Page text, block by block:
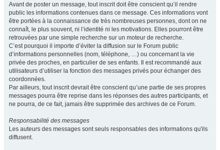
Avant de poster un message, tout inscrit doit être conscient qu’il rendre
public les informations contenues dans ce message. Ces informations vont
être portées à la connaissance de très nombreuses personnes, dont on ne
connaît, le plus souvent, ni l’identité ni les motivations. Elles pourront être
retrouvées par une simple recherche sur un moteur de recherche.
C’est pourquoi il importe d’éviter la diffusion sur le Forum public
d’informations personnelles (nom, téléphone, …) ou concernant la vie
privée des proches, en particulier de ses enfants. Il est recommandé aux
utilisateurs d’utiliser la fonction des messages privés pour échanger des
coordonnées.
Par ailleurs, tout inscrit devrait être conscient qu’une partie de ses propres
messages pourra être reprise dans les réponses des autres participants, et
ne pourra, de ce fait, jamais être supprimée des archives de ce Forum.
Responsabilité des messages
Les auteurs des messages sont seuls responsables des informations qu'ils
diffusent.